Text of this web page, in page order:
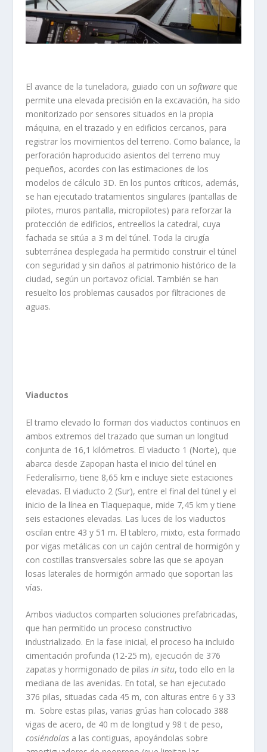
El avance de la tuneladora, guiado con un software que
permite una elevada precisión en la excavación, ha sido
monitorizado por sensores situados en la propia
máquina, en el trazado y en edificios cercanos, para
registrar los movimientos del terreno. Como balance, la
perforación ha​producido asientos del terreno muy
pequeños, acordes con las estimaciones de los
modelos de cálculo 3D. En los puntos críticos, además,
se han ejecutado tratamientos singulares (pantallas de
pilotes, muros pantalla, micropilotes) para reforzar la
protección de edificios, entre​ellos la catedral, cuya
fachada se sitúa a 3 m del túnel. Toda la cirugía
subterránea desplegada ha permitido construir el túnel
con seguridad y sin daños al patrimonio histórico de la
ciudad, según un portavoz oficial. También se han
resuelto los problemas causados por filtraciones de
aguas.
Viaductos
El tramo elevado lo forman dos viaductos continuos en
ambos extremos del trazado que suman un longitud
conjunta de 16,1 kilómetros. El viaducto 1 (Norte), que
abarca desde Zapopan hasta el inicio del túnel en
Federalísimo, tiene 8,65 km e incluye siete estaciones
elevadas. El viaducto 2 (Sur), entre el final del túnel y el
inicio de la línea en Tlaquepaque, mide 7,45 km y tiene
seis estaciones elevadas. Las luces de los viaductos
oscilan entre 43 y 51 m. El tablero, mixto, esta formado
por vigas metálicas con un cajón central de hormigón y
con costillas transversales sobre las que se apoyan
losas laterales de hormigón armado que soportan las
vías.
Ambos viaductos comparten soluciones prefabricadas,
que han permitido un proceso constructivo
industrializado. En la fase inicial, el proceso ha incluido
cimentación profunda (12-25 m), ejecución de 376
zapatas y hormigonado de pilas in situ, todo ello en la
mediana de las avenidas. En total, se han ejecutado
376 pilas, situadas cada 45 m, con alturas entre 6 y 33
m. Sobre estas pilas, varias grúas han colocado 388
vigas de acero, de 40 m de longitud y 98 t de peso,
cosiéndolasa las contiguas, apoyándolas sobre